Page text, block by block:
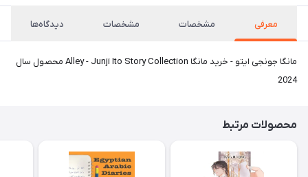
معرفی مشخصات مشخصات دیدگاه‌ها
مانگا جونجی ایتو - خرید مانگا Alley - Junji Ito Story Collection محصول سال
2024
محصولات مرتبط